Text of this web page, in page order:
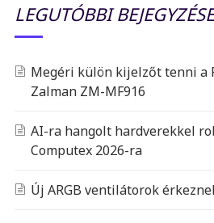
LEGUTÓBBI
Megéri külön kijelzőt tenni a
Zalman ZM-MF916
AI-ra hangolt hardverekkel
Computex 2026-ra
Új ARGB ventilátorok